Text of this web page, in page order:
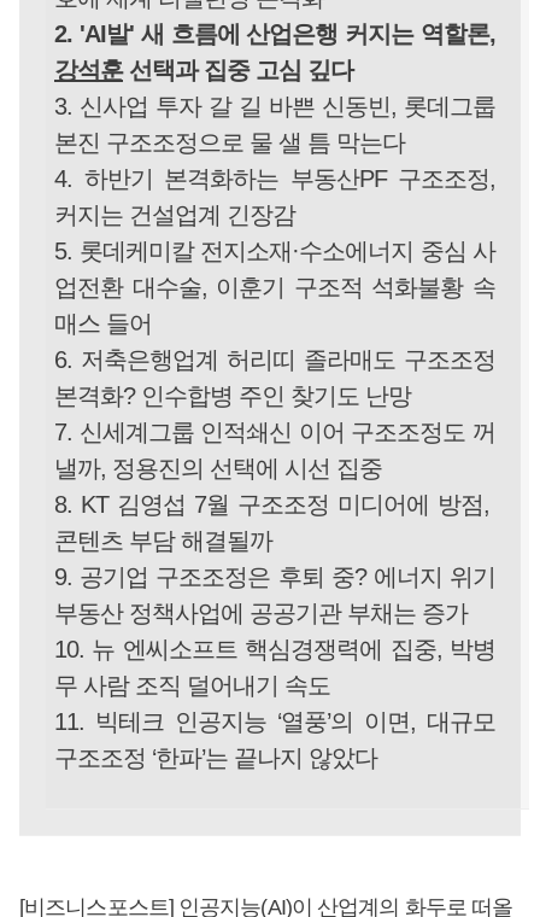
2. 'AI발' 새 흐름에 산업은행 커지는 역할론,
강석훈선택과 집중 고심 깊다
3. 신사업 투자 갈 길 바쁜 신동빈, 롯데그룹
본진 구조조정으로 물 샐 틈 막는다
4. 하반기 본격화하는 부동산PF 구조조정,
커지는 건설업계 긴장감
5. 롯데케미칼 전지소재·수소에너지 중심 사
업전환 대수술, 이훈기 구조적 석화불황 속
매스 들어
6. 저축은행업계 허리띠 졸라매도 구조조정
본격화? 인수합병 주인 찾기도 난망
7. 신세계그룹 인적쇄신 이어 구조조정도 꺼
낼까, 정용진의 선택에 시선 집중
8. KT 김영섭 7월 구조조정 미디어에 방점,
콘텐츠 부담 해결될까
9. 공기업 구조조정은 후퇴 중? 에너지 위기
부동산 정책사업에 공공기관 부채는 증가
10. 뉴 엔씨소프트 핵심경쟁력에 집중, 박병
무 사람 조직 덜어내기 속도
11. 빅테크 인공지능 ‘열풍’의 이면, 대규모
구조조정 ‘한파’는 끝나지 않았다
[비즈니스포스트] 인공지능(AI)이 산업계의 화두로 떠올